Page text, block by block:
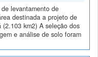
levantamento de
destinada a projeto de
km2) A seleção dos
e análise de solo foram